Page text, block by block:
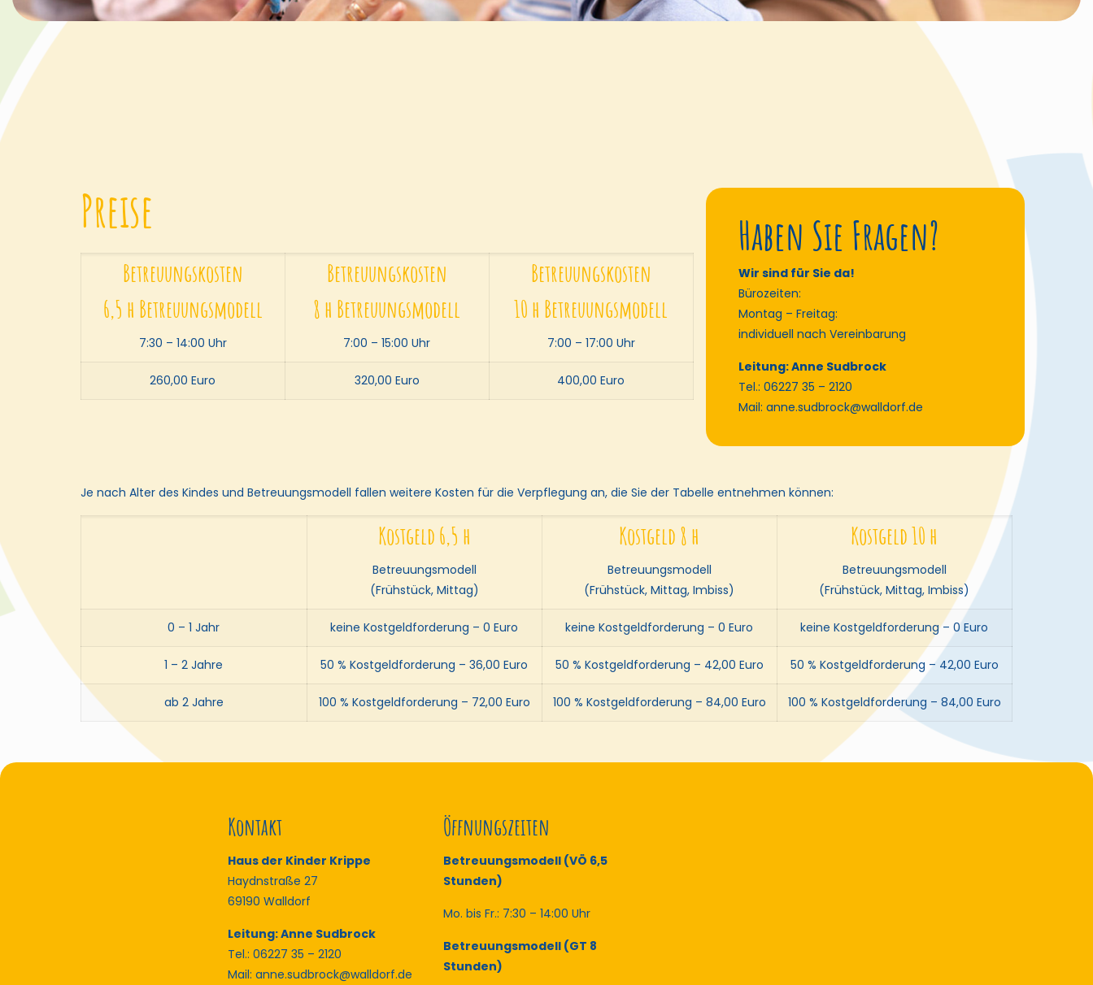
Preise
Betreuungskosten
6,5 h Betreuungsmodell
7:30 – 14:00 Uhr
Betreuungskosten
8 h Betreuungsmodell
7:00 – 15:00 Uhr
Betreuungskosten
10 h Betreuungsmodell
7:00 – 17:00 Uhr
260,00 Euro 320,00 Euro 400,00 Euro
Haben Sie Fragen?
Wir sind für Sie da!
Bürozeiten:
Montag – Freitag:
individuell nach Vereinbarung
Leitung: Anne Sudbrock
Tel.: 06227 35 – 2120
Mail: anne.sudbrock@walldorf.de
Je nach Alter des Kindes und Betreuungsmodell fallen weitere Kosten für die Verpflegung an, die Sie der Tabelle entnehmen können:
Kostgeld 6,5 h
Betreuungsmodell
(Frühstück, Mittag)
Kostgeld 8 h
Betreuungsmodell
(Frühstück, Mittag, Imbiss)
Kostgeld 10 h
Betreuungsmodell
(Frühstück, Mittag, Imbiss)
0 – 1 Jahr keine Kostgeldforderung – 0 Euro keine Kostgeldforderung – 0 Euro keine Kostgeldforderung – 0 Euro
1 – 2 Jahre 50 % Kostgeldforderung – 36,00 Euro 50 % Kostgeldforderung – 42,00 Euro 50 % Kostgeldforderung – 42,00 Euro
ab 2 Jahre 100 % Kostgeldforderung – 72,00 Euro 100 % Kostgeldforderung – 84,00 Euro 100 % Kostgeldforderung – 84,00 Euro
Kontakt
Haus der Kinder Krippe
Haydnstraße 27
69190 Walldorf
Leitung: Anne Sudbrock
Tel.: 06227 35 – 2120
Mail: anne.sudbrock@walldorf.de
Öffnungszeiten
Betreuungsmodell (VÖ 6,5
Stunden)
Mo. bis Fr.: 7:30 – 14:00 Uhr
Betreuungsmodell (GT 8
Stunden)